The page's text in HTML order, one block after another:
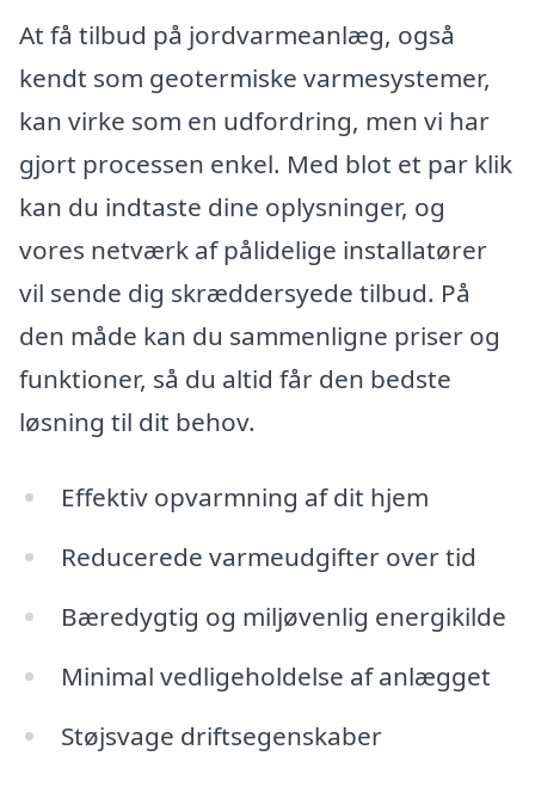
At få tilbud på jordvarmeanlæg, også
kendt som geotermiske varmesystemer,
kan virke som en udfordring, men vi har
gjort processen enkel. Med blot et par klik
kan du indtaste dine oplysninger, og
vores netværk af pålidelige installatører
vil sende dig skræddersyede tilbud. På
den måde kan du sammenligne priser og
funktioner, så du altid får den bedste
løsning til dit behov.
Effektiv opvarmning af dit hjem
Reducerede varmeudgifter over tid
Bæredygtig og miljøvenlig energikilde
Minimal vedligeholdelse af anlægget
Støjsvage driftsegenskaber